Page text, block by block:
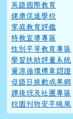
英語國際教育
健康促進學校
家庭教育評鑑
特教宣導專區
性別平等教育專區
學習扶助評量系統
資源循環標章認證
母語日推動成果網
課後班及社團專區
校園刊物安平曉風